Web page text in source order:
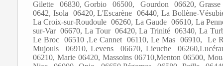
Gilette 06830, Gorbio 06500, Gourdon 06620,
0642, Isola 06420, L'Escarène 06440, La Bollène-
La Croix-sur-Roudoule 06260, La Gaude 06610, La
sur-Var 06670, La Tour 06420, La Trinité 06340, La
Le Broc 06510 ,Le Cannet 06110, Le Mas 06910, Le
Mujouls 06910, Levens 06670, Lieuche
06210, Marie 06420, Massoins 06710,Menton 06500,